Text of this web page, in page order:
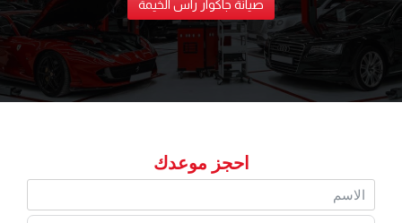
صيانة جاكوار راس الخيمة
احجز موعدك